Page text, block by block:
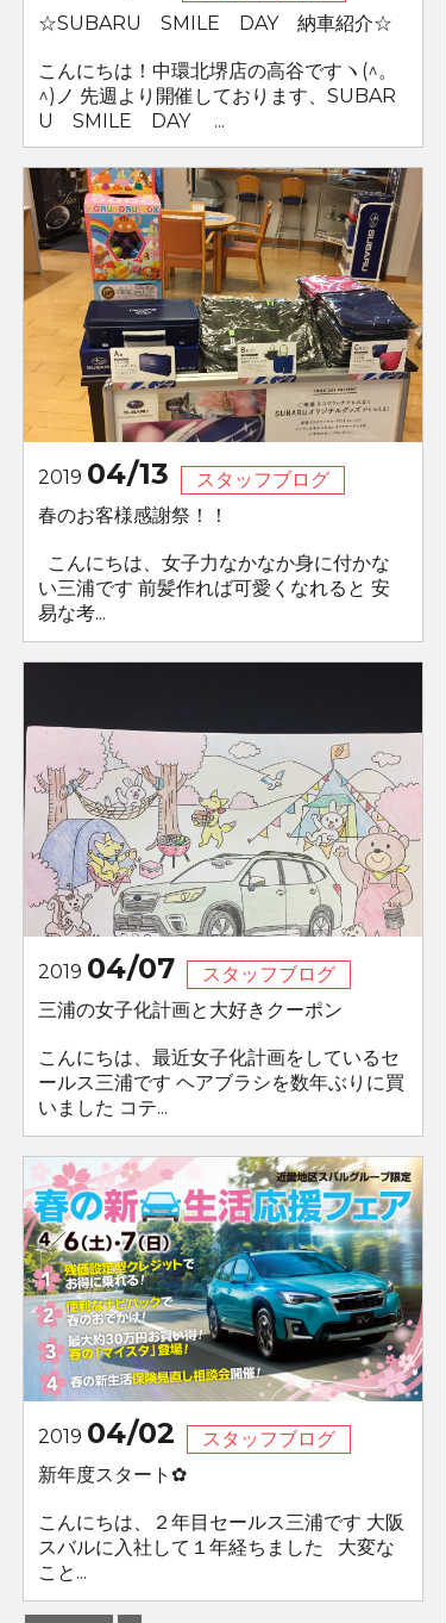
☆SUBARU SMILE DAY 納車紹介☆
こんにちは！中環北堺店の高谷ですヽ(^。
^)ノ 先週より開催しております、SUBAR
U SMILE DAY ...
2019 04/13
スタッフブログ
春のお客様感謝祭！！
こんにちは、女子力なかなか身に付かな
い三浦です 前髪作れば可愛くなれると 安
易な考...
2019 04/07
スタッフブログ
三浦の女子化計画と大好きクーポン
こんにちは、最近女子化計画をしているセ
ールス三浦です ヘアブラシを数年ぶりに買
いました コテ...
2019 04/02
スタッフブログ
新年度スタート✿
こんにちは、２年目セールス三浦です 大阪
スバルに入社して１年経ちました 大変な
こと...